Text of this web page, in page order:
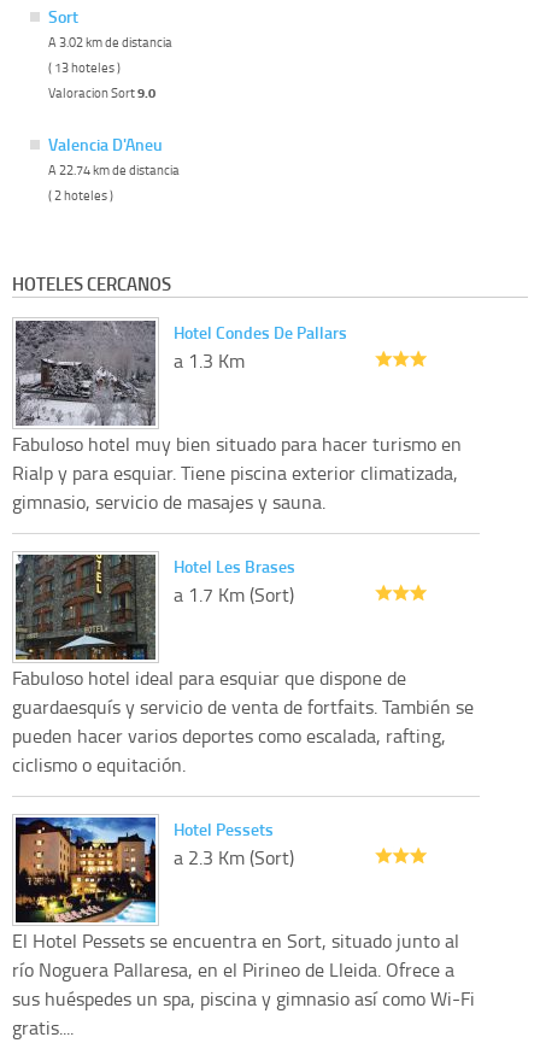
Sort
A 3.02 km de distancia
( 13 hoteles )
Valoracion Sort9.0
Valencia D'Aneu
A 22.74 km de distancia
( 2 hoteles )
HOTELES CERCANOS
Hotel Condes De Pallars
a 1.3 Km
Fabuloso hotel muy bien situado para hacer turismo en
Rialp y para esquiar. Tiene piscina exterior climatizada,
gimnasio, servicio de masajes y sauna.
Hotel Les Brases
a 1.7 Km (Sort)
Fabuloso hotel ideal para esquiar que dispone de
guardaesquís y servicio de venta de fortfaits. También se
pueden hacer varios deportes como escalada, rafting,
ciclismo o equitación.
Hotel Pessets
a 2.3 Km (Sort)
El Hotel Pessets se encuentra en Sort, situado junto al
río Noguera Pallaresa, en el Pirineo de Lleida. Ofrece a
sus huéspedes un spa, piscina y gimnasio así como Wi-Fi
gratis....